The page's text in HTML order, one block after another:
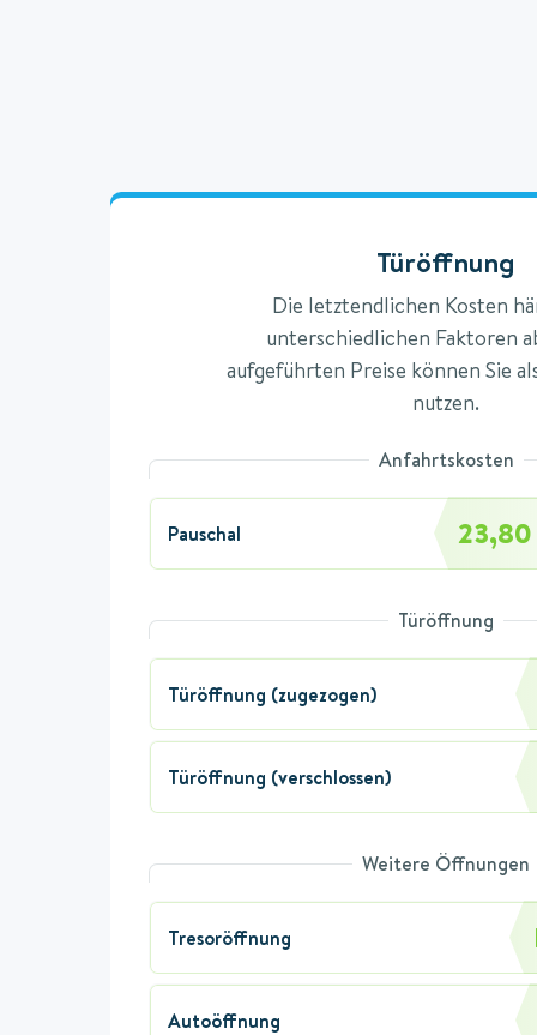
Türöffnung
Die letztendlichen Kosten
unterschiedlichen Faktoren
aufgeführten Preise können Sie
nutzen.
Anfahrtskosten
Pauschal
Türöffnung
Türöffnung (zugezogen)
Türöffnung (verschlossen)
Weitere Öffnungen
Tresoröffnung
Autoöffnung